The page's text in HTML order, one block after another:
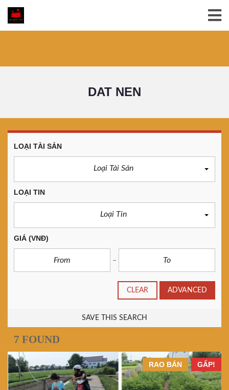
DAT NEN
LOẠI TÀI SẢN
Loại Tài Sản
LOẠI TIN
Loại Tin
GIÁ (VNĐ)
CLEAR ADVANCED
SAVE THIS SEARCH
7 FOUND
GẤP!
RAO BÁN